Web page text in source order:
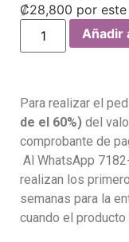
₡28,800 por
Añadir
Para realizar el
de el 60%) del
comprobante de
Al WhatsApp
realizan los
semanas para la
cuando el